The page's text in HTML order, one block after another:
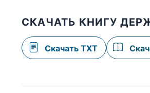
СКАЧАТЬ КНИГУ
Скачать TXT